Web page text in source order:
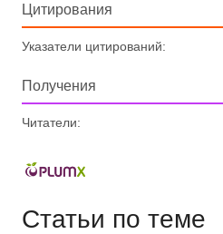
Цитирования
Указатели цитирований:
Получения
Читатели:
Статьи по теме